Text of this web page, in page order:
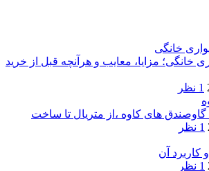
خانگی؛ مزایا، معایب و هرآنچه قبل از خرید
1 نظر
گاوصندق های کاوه ،از متریال تا ساخت
1 نظر
کاربرد آن
1 نظر